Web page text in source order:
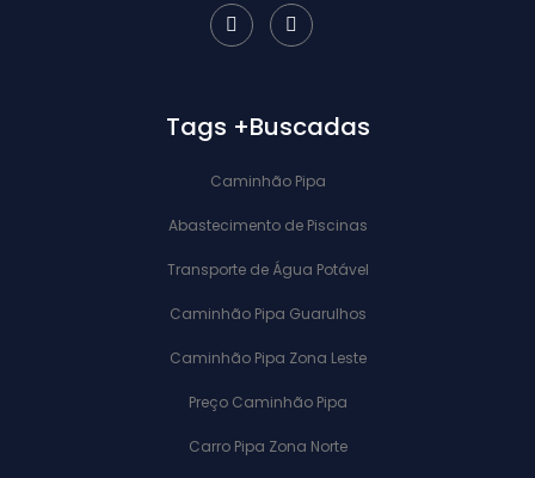
Tags +Buscadas
Caminhão Pipa
Abastecimento de Piscinas
Transporte de Água Potável
Caminhão Pipa Guarulhos
Caminhão Pipa Zona Leste
Preço Caminhão Pipa
Carro Pipa Zona Norte